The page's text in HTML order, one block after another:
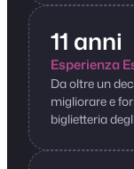
11 anni
Esperienza
Da oltre un
migliorare e
biglietteria